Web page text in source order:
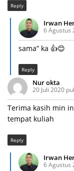
Reply
Irwan
6 Agustus
sama” ka 👍😊
Reply
Nur okta
20 Juli 2020
Terima kasih min
tempat kuliah
Reply
Irwan
6 Agustus